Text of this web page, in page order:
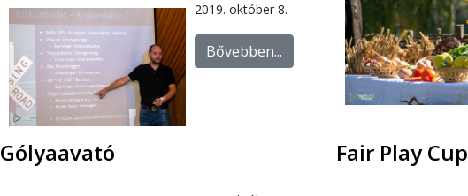
2019. október 8.
Bővebben...
Gólyaavató Fair Play Cup